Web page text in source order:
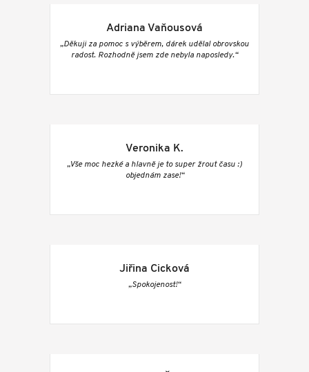
Adriana Vaňousová
„Děkuji za pomoc s výběrem, dárek udělal obrovskou
radost. Rozhodně jsem zde nebyla naposledy.“
Veronika K.
„Vše moc hezké a hlavně je to super žrout času :)
objednám zase!“
Jiřina Cicková
„Spokojenost!“